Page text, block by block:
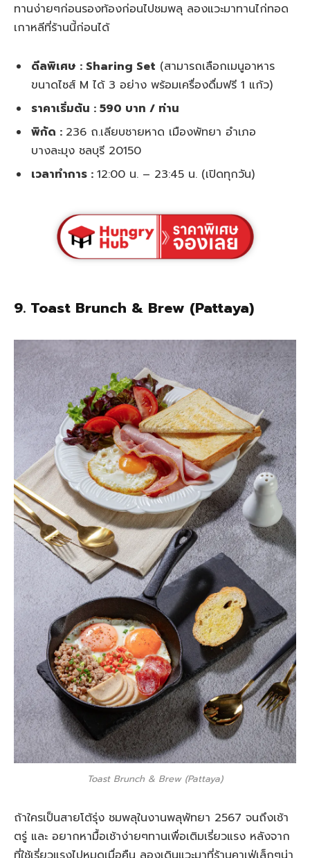
ทานง่ายๆก่อนรองท้องก่อนไปชมพลุ ลองแวะมาทานไก่ทอด
เกาหลีที่ร้านนี้ก่อนได้
ดีลพิเศษ : Sharing Set (สามารถเลือกเมนูอาหาร
ขนาดไซส์ M ได้ 3 อย่าง พร้อมเครื่องดื่มฟรี 1 แก้ว)
ราคาเริ่มต้น : 590 บาท / ท่าน
พิกัด : 236 ถ.เลียบชายหาด เมืองพัทยา อำเภอ
บางละมุง ชลบุรี 20150
เวลาทำการ : 12:00 น. – 23:45 น. (เปิดทุกวัน)
9. Toast Brunch & Brew (Pattaya)
Toast Brunch & Brew (Pattaya)
ถ้าใครเป็นสายโต้รุ่ง ชมพลุในงานพลุพัทยา 2567 จนถึงเช้า
ตรู่ และ อยากหามื้อเช้าง่ายๆทานเพื่อเติมเรี่ยวแรง หลังจาก